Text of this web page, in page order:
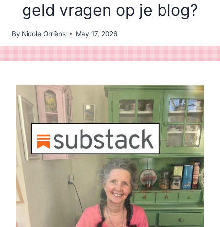
geld vragen op je blog?
By Nicole Orriëns May 17, 2026